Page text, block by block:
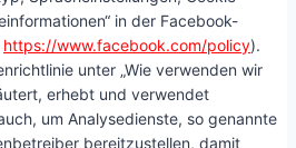
in der Facebook-
https://www.facebook.com/policy).
unter „Wie verwenden wir
erhebt und verwendet
um Analysedienste, so genannte
bereitzustellen, damit